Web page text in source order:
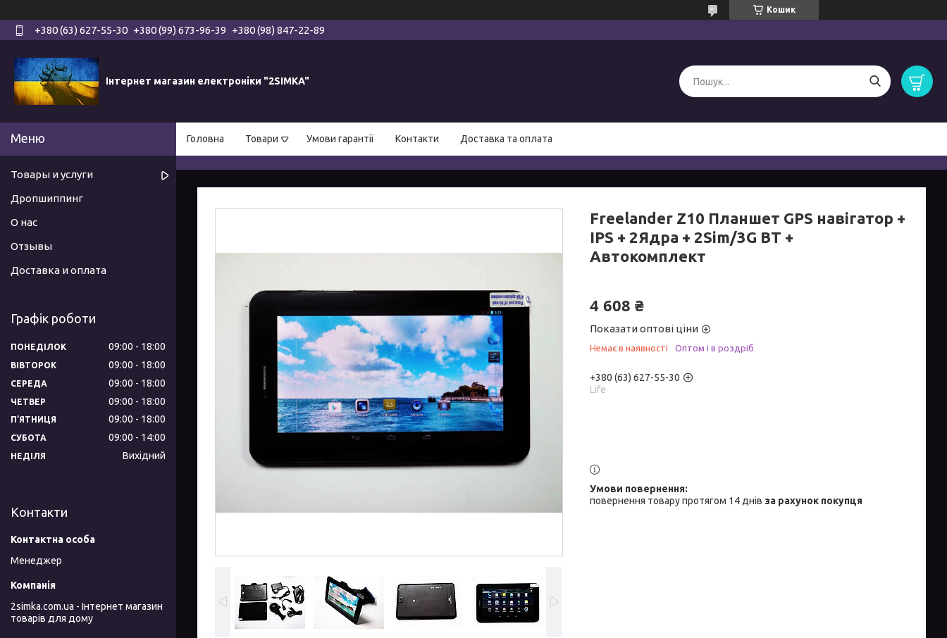
Кошик
+380 (63) 627-55-30 +380 (99) 673-96-39 +380 (98) 847-22-89
Інтернет магазин електроніки "2SIMKA"
Головна Товари Умови гарантії Контакти Доставка та оплата
Freelander Z10 Планшет GPS навігатор +
IPS + 2Ядра + 2Sim/3G BT +
Автокомплект
4 608 ₴
Показати оптові ціни
Немає в наявності Оптом і в роздріб
+380 (63) 627-55-30
Life
повернення товару протягом 14 днів за рахунок покупця
Товары и услуги
Дропшиппинг
О нас
Отзывы
Доставка и оплата
Графік роботи
ПОНЕДІЛОК 09:00 18:00
ВІВТОРОК 09:00 18:00
СЕРЕДА 09:00 18:00
ЧЕТВЕР 09:00 18:00
ПʼЯТНИЦЯ 09:00 18:00
СУБОТА 09:00 14:00
НЕДІЛЯ Вихідний
Контакти
Менеджер
2simka.com.ua - Інтернет магазин
товарів для дому